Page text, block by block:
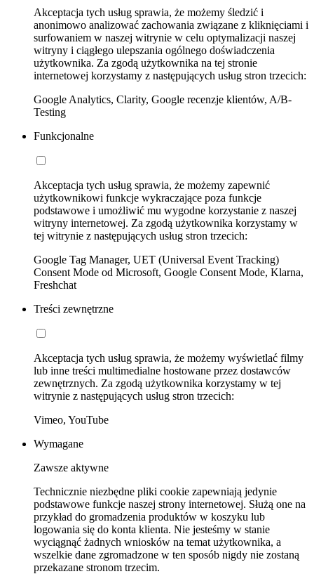
Akceptacja tych usług sprawia, że możemy śledzić i
anonimowo analizować zachowania związane z kliknięciami i
surfowaniem w naszej witrynie w celu optymalizacji naszej
witryny i ciągłego ulepszania ogólnego doświadczenia
użytkownika. Za zgodą użytkownika na tej stronie
internetowej korzystamy z następujących usług stron trzecich:
Google Analytics, Clarity, Google recenzje klientów, A/B-
Testing
Funkcjonalne
Akceptacja tych usług sprawia, że możemy zapewnić
użytkownikowi funkcje wykraczające poza funkcje
podstawowe i umożliwić mu wygodne korzystanie z naszej
witryny internetowej. Za zgodą użytkownika korzystamy w
tej witrynie z następujących usług stron trzecich:
Google Tag Manager, UET (Universal Event Tracking)
Consent Mode od Microsoft, Google Consent Mode, Klarna,
Freshchat
Treści zewnętrzne
Akceptacja tych usług sprawia, że możemy wyświetlać filmy
lub inne treści multimedialne hostowane przez dostawców
zewnętrznych. Za zgodą użytkownika korzystamy w tej
witrynie z następujących usług stron trzecich:
Vimeo, YouTube
Wymagane
Zawsze aktywne
Technicznie niezbędne pliki cookie zapewniają jedynie
podstawowe funkcje naszej strony internetowej. Służą one na
przykład do gromadzenia produktów w koszyku lub
logowania się do konta klienta. Nie jesteśmy w stanie
wyciągnąć żadnych wniosków na temat użytkownika, a
wszelkie dane zgromadzone w ten sposób nigdy nie zostaną
przekazane stronom trzecim.